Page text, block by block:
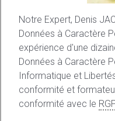
Notre Expert, Denis
Données à Caractère
expérience d'une
Données à Caractère
Informatique et
conformité et
conformité avec le